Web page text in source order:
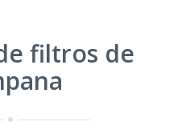
filtros de